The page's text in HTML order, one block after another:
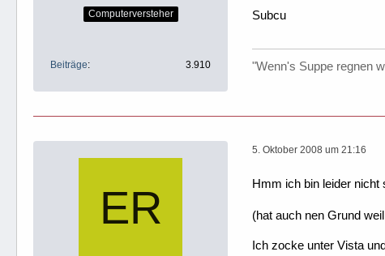
Computerversteher
Beiträge 3.910
Subcu
"Wenn's Suppe regnen
5. Oktober 2008 um 21:16
Hmm ich bin leider nicht
(hat auch nen Grund
Ich zocke unter Vista